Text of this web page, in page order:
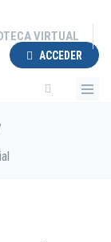
VIRTUAL
ACCEDER